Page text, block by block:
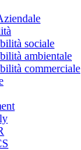
sociale
ambientale
commerciale